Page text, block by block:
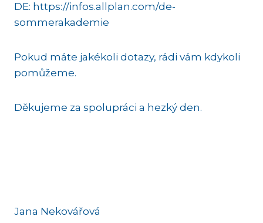
DE: https://infos.allplan.com/de-
sommerakademie
Pokud máte jakékoli dotazy, rádi vám kdykoli
pomůžeme.
Děkujeme za spolupráci a hezký den.
Jana Nekovářová